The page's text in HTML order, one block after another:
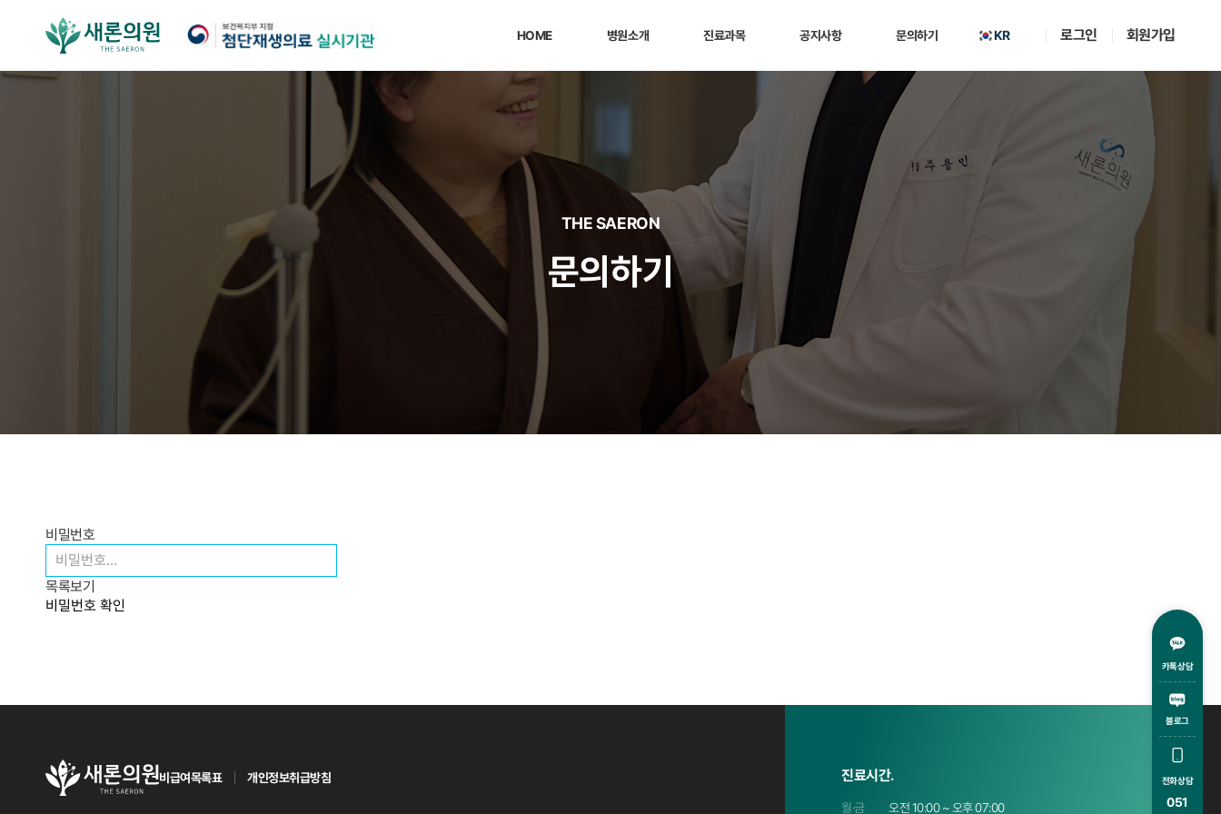
HOME 병원소개 진료과목 공지사항 문의하기 KR 로그인 회원가입
THE SAERON
문의하기
비밀번호
목록보기
비밀번호 확인
비급여목록표 개인정보취급방침 진료시간.
월·금 오전 10:00 ~ 오후 07:00
카톡상담
블로그
전화상담
051